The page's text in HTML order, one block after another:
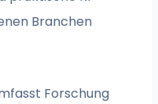
Branchen
Forschung